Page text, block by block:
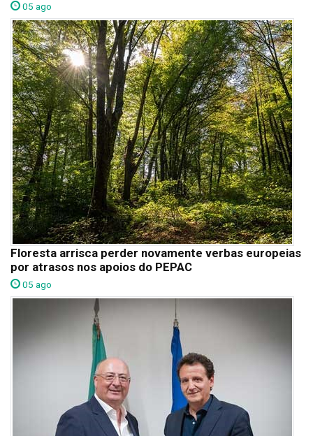
05 ago
Floresta arrisca perder novamente verbas europeias
por atrasos nos apoios do PEPAC
05 ago